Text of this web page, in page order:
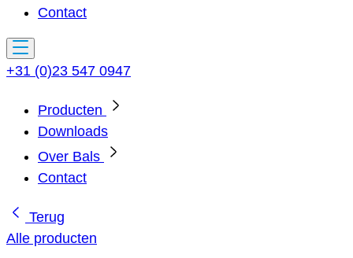
Contact
+31 (0)23 547 0947
Producten
Downloads
Over Bals
Contact
Terug
Alle producten